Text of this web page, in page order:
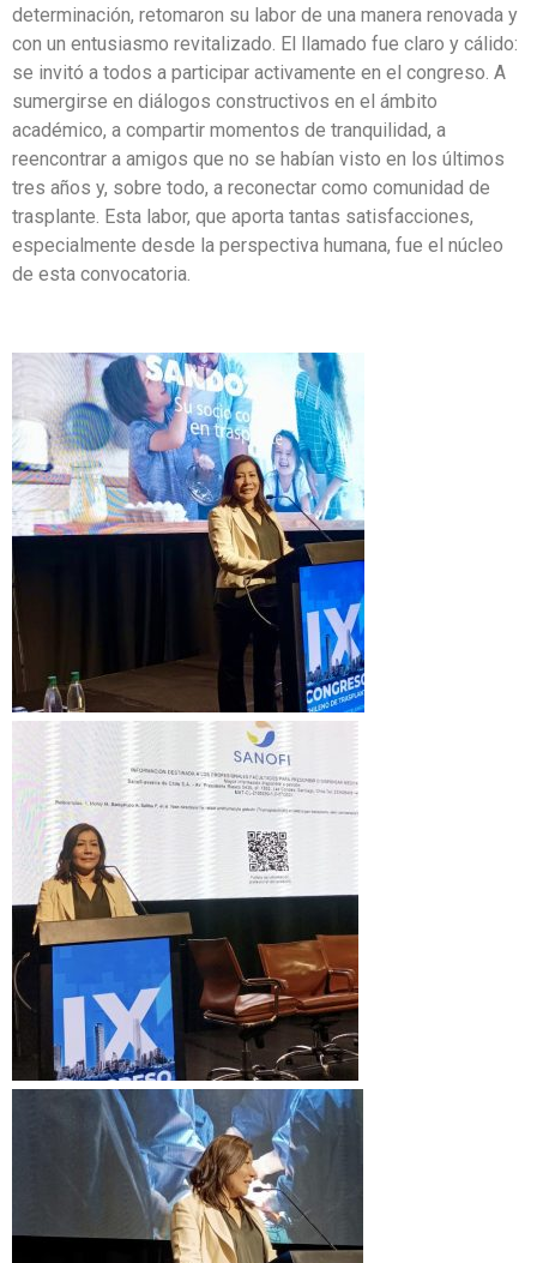
determinación, retomaron su labor de una manera renovada y
con un entusiasmo revitalizado. El llamado fue claro y cálido:
se invitó a todos a participar activamente en el congreso. A
sumergirse en diálogos constructivos en el ámbito
académico, a compartir momentos de tranquilidad, a
reencontrar a amigos que no se habían visto en los últimos
tres años y, sobre todo, a reconectar como comunidad de
trasplante. Esta labor, que aporta tantas satisfacciones,
especialmente desde la perspectiva humana, fue el núcleo
de esta convocatoria.